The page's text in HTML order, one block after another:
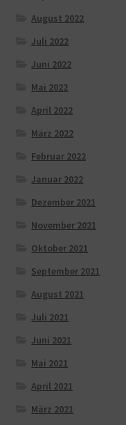
August 2022
Juli 2022
Juni 2022
Mai 2022
April 2022
März 2022
Februar 2022
Januar 2022
Dezember 2021
November 2021
Oktober 2021
September 2021
August 2021
Juli 2021
Juni 2021
Mai 2021
April 2021
März 2021